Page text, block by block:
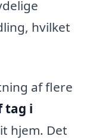
hvilket
af flere
tag i
hjem. Det